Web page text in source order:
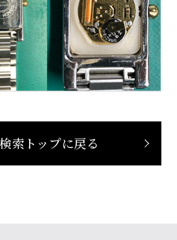
索トップに戻る